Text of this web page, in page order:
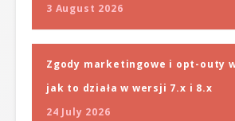
3 August 2026
Zgody marketingowe i opt-outy w
jak to działa w wersji 7.x i 8.x
24 July 2026